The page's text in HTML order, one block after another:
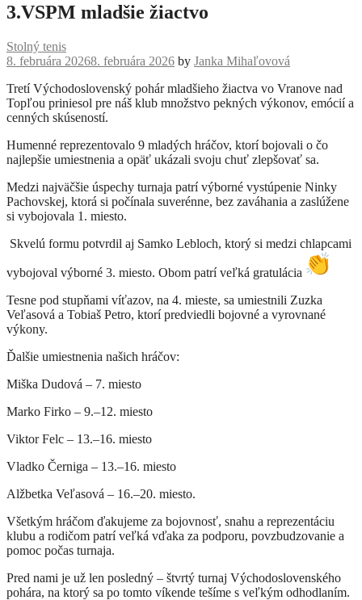
3.VSPM mladšie žiactvo
Stolný tenis
8. februára 20268. februára 2026 by Janka Mihaľovová
Tretí Východoslovenský pohár mladšieho žiactva vo Vranove nad
Topľou priniesol pre náš klub množstvo pekných výkonov, emócií a
cenných skúseností.
Humenné reprezentovalo 9 mladých hráčov, ktorí bojovali o čo
najlepšie umiestnenia a opäť ukázali svoju chuť zlepšovať sa.
Medzi najväčšie úspechy turnaja patrí výborné vystúpenie Ninky
Pachovskej, ktorá si počínala suverénne, bez zaváhania a zaslúžene
si vybojovala 1. miesto.
Skvelú formu potvrdil aj Samko Lebloch, ktorý si medzi chlapcami
vybojoval výborné 3. miesto. Obom patrí veľká gratulácia
Tesne pod stupňami víťazov, na 4. mieste, sa umiestnili Zuzka
Veľasová a Tobiaš Petro, ktorí predviedli bojovné a vyrovnané
výkony.
Ďalšie umiestnenia našich hráčov:
Miška Dudová – 7. miesto
Marko Firko – 9.–12. miesto
Viktor Felc – 13.–16. miesto
Vladko Černiga – 13.–16. miesto
Alžbetka Veľasová – 16.–20. miesto.
Všetkým hráčom ďakujeme za bojovnosť, snahu a reprezentáciu
klubu a rodičom patrí veľká vďaka za podporu, povzbudzovanie a
pomoc počas turnaja.
Pred nami je už len posledný – štvrtý turnaj Východoslovenského
pohára, na ktorý sa po tomto víkende tešíme s veľkým odhodlaním.